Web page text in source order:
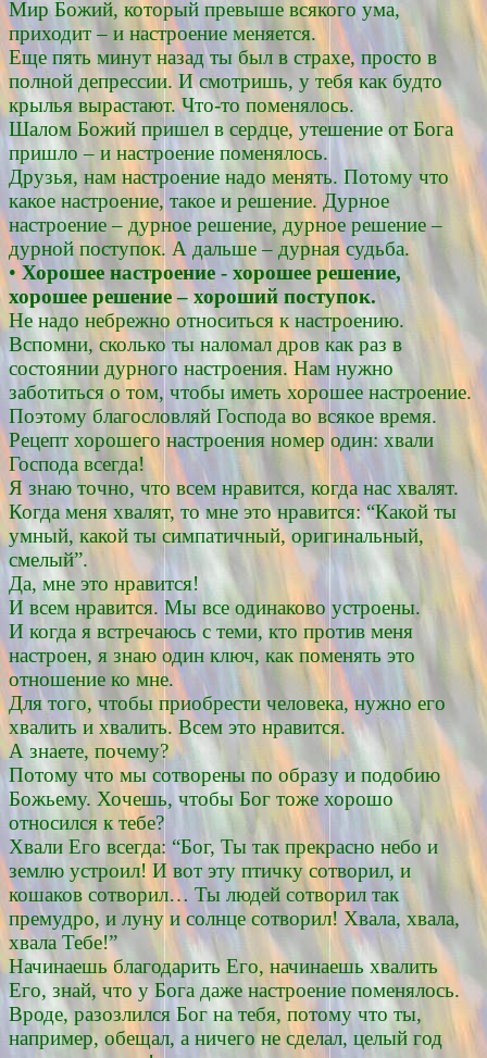
Мир Божий, который превыше всякого ума,
приходит – и настроение меняется.
Еще пять минут назад ты был в страхе, просто в
полной депрессии. И смотришь, у тебя как будто
крылья вырастают. Что-то поменялось.
Шалом Божий пришел в сердце, утешение от Бога
пришло – и настроение поменялось.
Друзья, нам настроение надо менять. Потому что
какое настроение, такое и решение. Дурное
настроение – дурное решение, дурное решение –
дурной поступок. А дальше – дурная судьба.
•Хорошее настроение - хорошее решение,
хорошее решение – хороший поступок.
Не надо небрежно относиться к настроению.
Вспомни, сколько ты наломал дров как раз в
состоянии дурного настроения. Нам нужно
заботиться о том, чтобы иметь хорошее настроение.
Поэтому благословляй Господа во всякое время.
Рецепт хорошего настроения номер один: хвали
Господа всегда!
Я знаю точно, что всем нравится, когда нас хвалят.
Когда меня хвалят, то мне это нравится: “Какой ты
умный, какой ты симпатичный, оригинальный,
смелый”.
Да, мне это нравится!
И всем нравится. Мы все одинаково устроены.
И когда я встречаюсь с теми, кто против меня
настроен, я знаю один ключ, как поменять это
отношение ко мне.
Для того, чтобы приобрести человека, нужно его
хвалить и хвалить. Всем это нравится.
А знаете, почему?
Потому что мы сотворены по образу и подобию
Божьему. Хочешь, чтобы Бог тоже хорошо
относился к тебе?
Хвали Его всегда: “Бог, Ты так прекрасно небо и
землю устроил! И вот эту птичку сотворил, и
кошаков сотворил… Ты людей сотворил так
премудро, и луну и солнце сотворил! Хвала, хвала,
хвала Тебе!”
Начинаешь благодарить Его, начинаешь хвалить
Его, знай, что у Бога даже настроение поменялось.
Вроде, разозлился Бог на тебя, потому что ты,
например, обещал, а ничего не сделал, целый год